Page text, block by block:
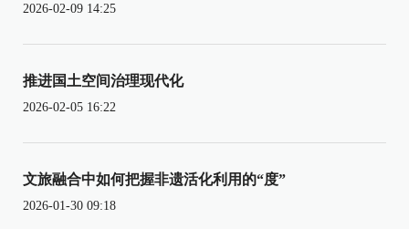
2026-02-09 14:25
推进国土空间治理现代化
2026-02-05 16:22
文旅融合中如何把握非遗活化利用的“度”
2026-01-30 09:18